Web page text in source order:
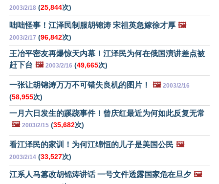
2003/2/18 (25,844次)
咄咄怪事！江泽民制服胡锦涛 宋祖英急嫁徐才厚 🖼️
2003/2/17 (96,842次)
王冶平密友再爆惊天内幕！江泽民为何在俄国演讲差点被
赶下台 🖼️ 2003/2/16 (49,665次)
一张让胡锦涛万万不可错失良机的图片！ 🖼️ 2003/2/16
(58,955次)
一月六日发生的蹊跷事件！曾庆红最近为何如此反复无常
🖼️ 2003/2/15 (35,682次)
看江泽民的家训！为何江绵恒的儿子是美国公民 🖼️
2003/2/14 (33,527次)
江系人马篡改胡锦涛讲话 一号文件透露国家危在旦夕 🖼️